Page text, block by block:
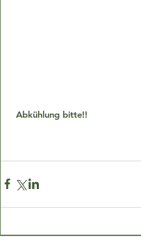
Abkühlung bitte!!